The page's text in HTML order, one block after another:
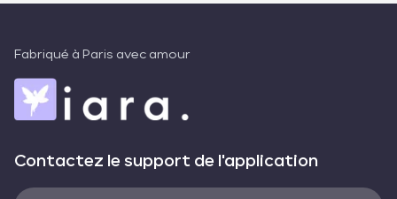
Fabriqué à Paris avec amour
Contactez le support de l'application